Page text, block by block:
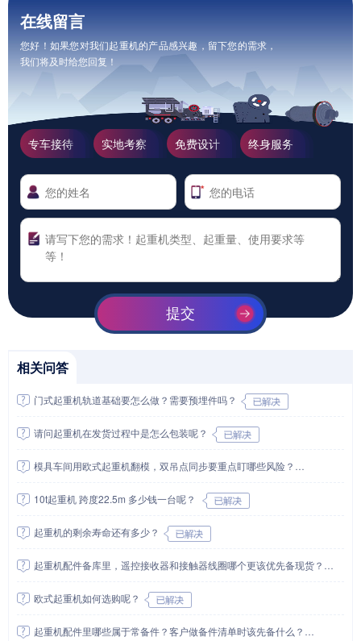
在线留言
您好！如果您对我们起重机的产品感兴趣，留下您的需求，
我们将及时给您回复！
专车接待 实地考察 免费设计 终身服务
提交
相关问答
门式起重机轨道基础要怎么做？需要预埋件吗？
请问起重机在发货过程中是怎么包装呢？
模具车间用欧式起重机翻模，双吊点同步要重点盯哪些风险？
10t起重机 跨度22.5m 多少钱一台呢？
起重机的剩余寿命还有多少？
起重机配件备库里，遥控接收器和接触器线圈哪个更该优先备现货？
欧式起重机如何选购呢？
起重机配件里哪些属于常备件？客户做备件清单时该先备什么？